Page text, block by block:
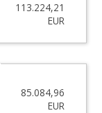
113.224,21
EUR
85.084,96
EUR